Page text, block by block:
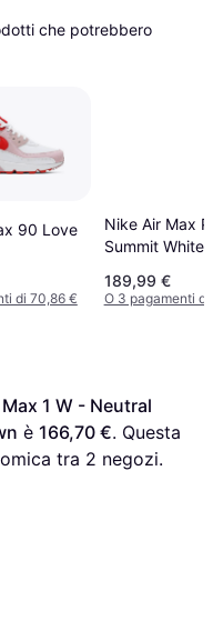
che potrebbero
90 Love
di 70,86 €
Nike Air Max
Summit White/
Silver/Pink
189,99 €
O 3 pagamenti
1 W - Neutral
è 166,70 €. Questa
tra 2 negozi.